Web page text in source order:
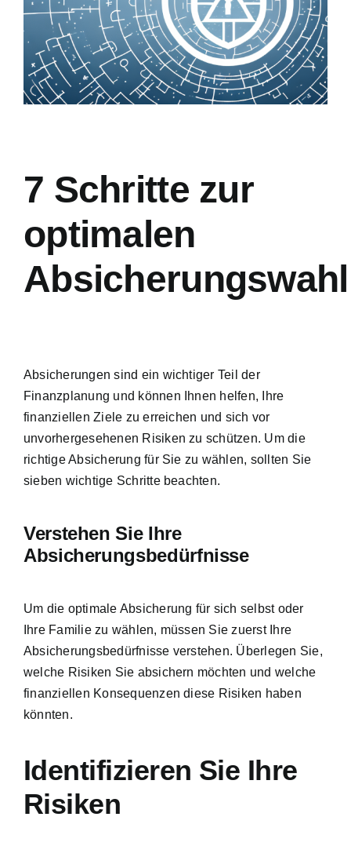
Weitere
7 Schritte zur
optimalen
Absicherungswahl
Absicherungen sind ein wichtiger Teil der
Finanzplanung und können Ihnen helfen,
Ihre
finanziellen Ziele zu erreichen und sich vor
unvorhergesehenen Risiken zu schützen. Um die
richtige Absicherung für Sie zu wählen, sollten Sie
sieben wichtige Schritte beachten.
Verstehen Sie Ihre
Absicherungsbedürfnisse
Um die optimale Absicherung für sich selbst oder
Ihre Familie zu wählen, müssen Sie zuerst Ihre
Absicherungsbedürfnisse verstehen. Überlegen Sie,
welche Risiken Sie absichern möchten und welche
finanziellen Konsequenzen diese Risiken haben
könnten.
Identifizieren Sie Ihre
Risiken